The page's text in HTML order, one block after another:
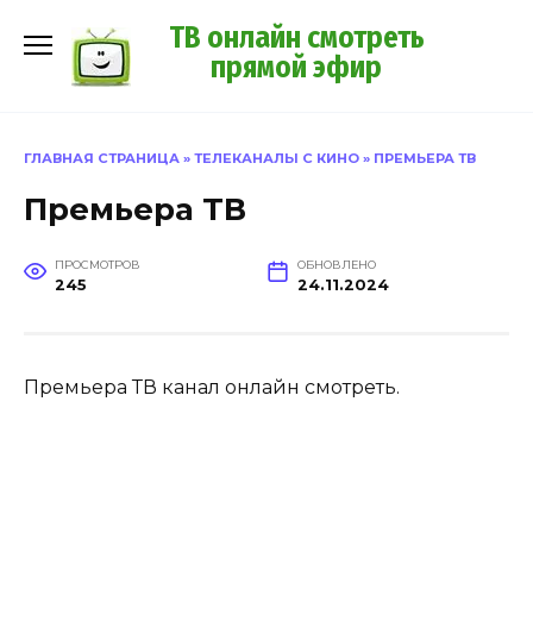
содержанию
ТВ онлайн смотреть
прямой эфир
ГЛАВНАЯ СТРАНИЦА » ТЕЛЕКАНАЛЫ С КИНО » ПРЕМЬЕРА ТВ
Премьера ТВ
ПРОСМОТРОВ
245
ОБНОВЛЕНО
24.11.2024
Премьера ТВ канал онлайн смотреть.